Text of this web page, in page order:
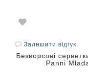
Залишити відгук
Безворсові
Panni